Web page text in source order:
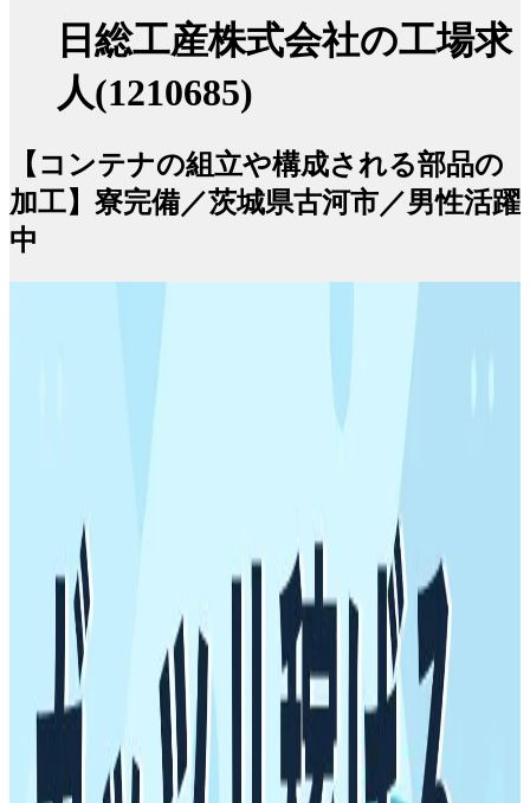
日総工産株式会社の工場求
人(1210685)
【コンテナの組立や構成される部品の
加工】寮完備／茨城県古河市／男性活躍
中